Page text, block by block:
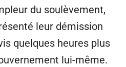
du soulèvement,
leur démission
quelques heures plus
lui-même.